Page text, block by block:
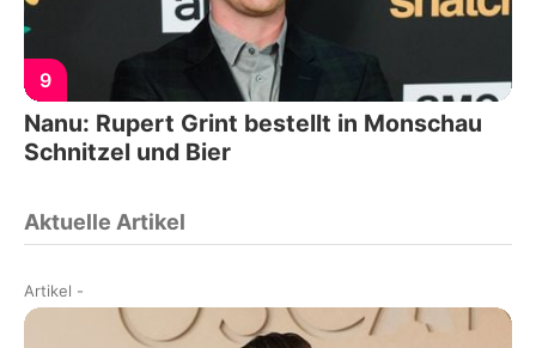
9
Nanu: Rupert Grint bestellt in Monschau
Schnitzel und Bier
Aktuelle Artikel
Artikel -